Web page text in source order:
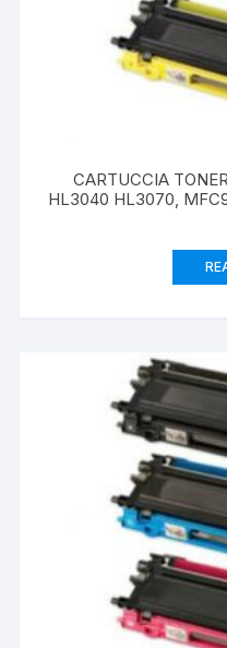
CARTUCCIA
HL3040 HL3070, MFC9120CN TN230C